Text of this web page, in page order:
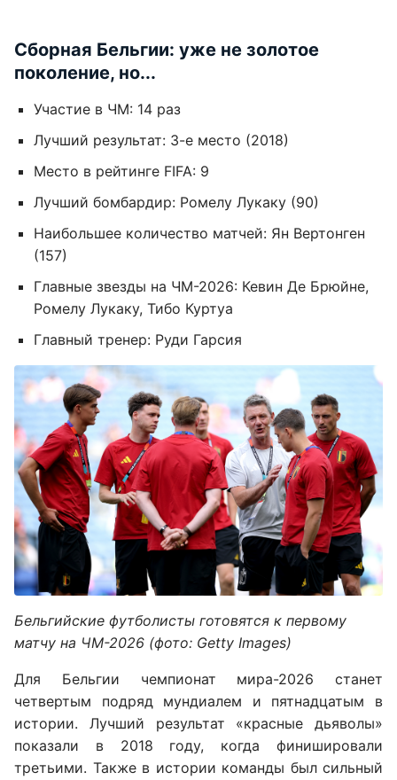
Сборная Бельгии: уже не золотое
поколение, но...
Участие в ЧМ: 14 раз
Лучший результат: 3-е место (2018)
Место в рейтинге FIFA: 9
Лучший бомбардир: Ромелу Лукаку (90)
Наибольшее количество матчей: Ян Вертонген
(157)
Главные звезды на ЧМ-2026: Кевин Де Брюйне,
Ромелу Лукаку, Тибо Куртуа
Главный тренер: Руди Гарсия
Бельгийские футболисты готовятся к первому
матчу на ЧМ-2026 (фото: Getty Images)
Для Бельгии чемпионат мира-2026 станет
четвертым подряд мундиалем и пятнадцатым в
истории. Лучший результат «красные дьяволы»
показали в 2018 году, когда финишировали
третьими. Также в истории команды был сильный